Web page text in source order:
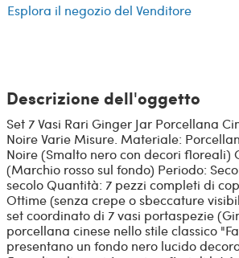
Esplora il negozio del Venditore
Descrizione dell'oggetto
Set 7 Vasi Rari Ginger Jar Porcellana
Noire Varie Misure. Materiale:
Noire (Smalto nero con decori floreali)
(Marchio rosso sul fondo) Periodo:
secolo Quantità: 7 pezzi completi di
Ottime (senza crepe o sbeccature
set coordinato di 7 vasi portaspezie
porcellana cinese nello stile classico
presentano un fondo nero lucido